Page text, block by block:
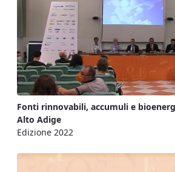
Fonti rinnovabili, accumuli e
Alto Adige
Edizione 2022